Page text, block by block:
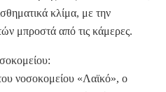
κλίμα, με την
μπροστά από τις κάμερες.
νοσοκομείου «Λαϊκό», ο